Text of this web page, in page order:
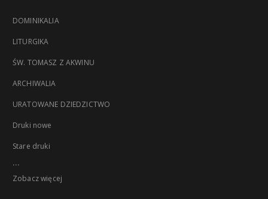
DOMINIKALIA
LITURGIKA
ŚW. TOMASZ Z AKWINU
ARCHIWALIA
URATOWANE DZIEDZICTWO
Druki nowe
Stare druki
...
Zobacz więcej